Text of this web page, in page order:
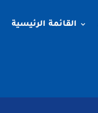
القائمة الرئيسية